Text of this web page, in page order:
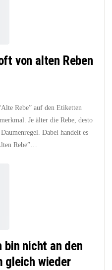
von alten Reben
Rebe” auf den Etiketten
Je älter die Rebe, desto
Dabei handelt es
Rebe”…
bin nicht an den
gleich wieder